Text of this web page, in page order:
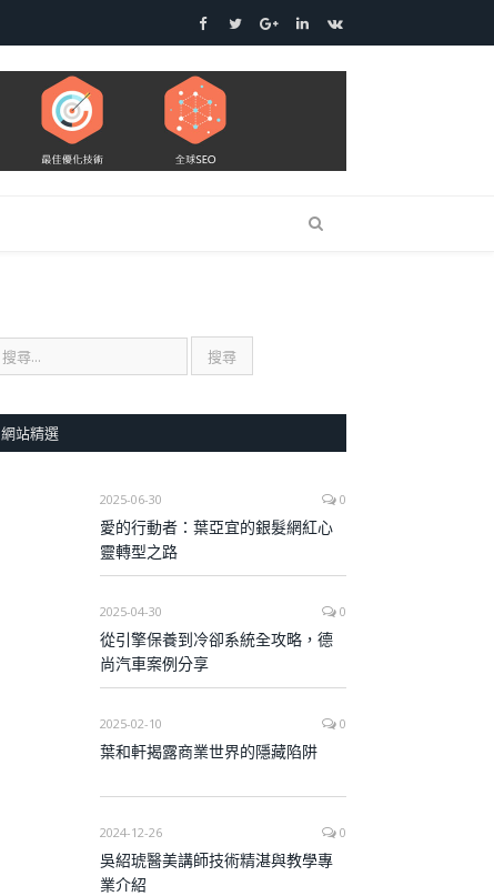
Facebook
TwitterGoogle+LinkedIn
VK
網站精選
2025-06-30 0
愛的行動者：葉亞宜的銀髮網紅心
靈轉型之路
2025-04-30 0
從引擎保養到冷卻系統全攻略，德
尚汽車案例分享
2025-02-10 0
葉和軒揭露商業世界的隱藏陷阱
2024-12-26 0
吳紹琥醫美講師技術精湛與教學專
業介紹